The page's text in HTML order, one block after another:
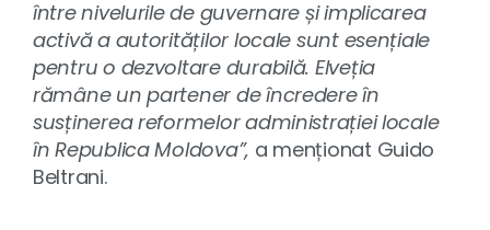
între nivelurile de guvernare și implicarea
activă a autorităților locale sunt esențiale
pentru o dezvoltare durabilă. Elveția
rămâne un partener de încredere în
susținerea reformelor administrației locale
în Republica Moldova”, a menționat Guido
Beltrani.